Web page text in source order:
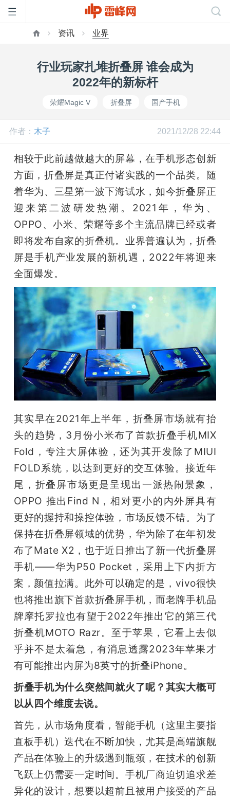
网
开
课
活
动
中
心
GAIR
专
题
搞
机
资讯 业界
行业玩家扎堆折叠屏 谁会成为
2022年的新标杆
荣耀Magic V 折叠屏 国产手机
作者： 木子 2021/12/28 22:44
相较于此前越做越大的屏幕，在手机形态创新
方面，折叠屏是真正付诸实践的一个品类。随
着华为、三星第一波下海试水，如今折叠屏正
迎来第二波研发热潮。2021年，华为、
OPPO、小米、荣耀等多个主流品牌已经或者
即将发布自家的折叠机。业界普遍认为，折叠
屏是手机产业发展的新机遇，2022年将迎来
全面爆发。
其实早在2021年上半年，折叠屏市场就有抬
头的趋势，3月份小米布了首款折叠手机MIX
Fold，专注大屏体验，还为其开发除了MIUI
FOLD系统，以达到更好的交互体验。接近年
尾，折叠屏市场更是呈现出一派热闹景象，
OPPO 推出Find N，相对更小的内外屏具有
更好的握持和操控体验，市场反馈不错。为了
保持在折叠屏领域的优势，华为除了在年初发
布了Mate X2，也于近日推出了新一代折叠屏
手机——华为P50 Pocket，采用上下内折方
案，颜值拉满。此外可以确定的是，vivo很快
也将推出旗下首款折叠屏手机，而老牌手机品
牌摩托罗拉也有望于2022年推出它的第三代
折叠机MOTO Razr。至于苹果，它看上去似
乎并不是太着急，有消息透露2023年苹果才
有可能推出内屏为8英寸的折叠iPhone。
折叠手机为什么突然间就火了呢？其实大概可
以从四个维度去说。
首先，从市场角度看，智能手机（这里主要指
直板手机）迭代在不断加快，尤其是高端旗舰
产品在体验上的升级遇到瓶颈，在技术的创新
飞跃上仍需要一定时间。手机厂商迫切追求差
异化的设计，想要以超前且被用户接受的产品